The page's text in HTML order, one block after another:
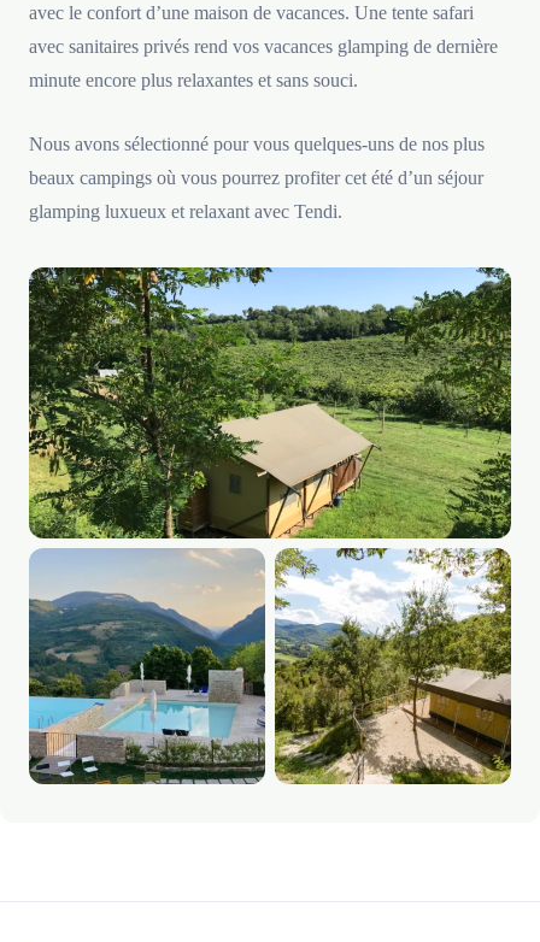
avec le confort d’une maison de vacances. Une tente safari
avec sanitaires privés rend vos vacances glamping de dernière
minute encore plus relaxantes et sans souci.
Nous avons sélectionné pour vous quelques-uns de nos plus
beaux campings où vous pourrez profiter cet été d’un séjour
glamping luxueux et relaxant avec Tendi.